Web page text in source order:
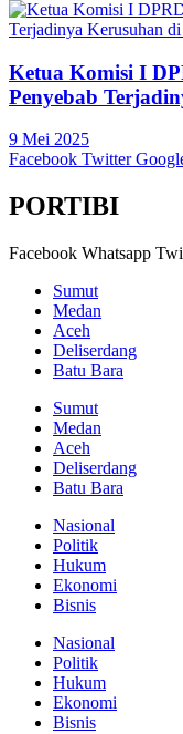
Ketua Komisi I
Penyebab
9 Mei 2025
Facebook Twitter
PORTIBI
Facebook Whatsapp
Sumut
Medan
Aceh
Deliserdang
Batu Bara
Sumut
Medan
Aceh
Deliserdang
Batu Bara
Nasional
Politik
Hukum
Ekonomi
Bisnis
Nasional
Politik
Hukum
Ekonomi
Bisnis